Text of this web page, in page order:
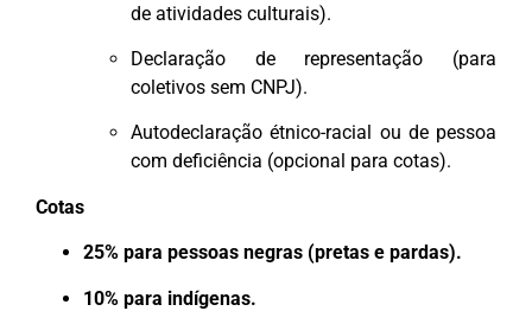
de atividades culturais).
Declaração de representação (para
coletivos sem CNPJ).
Autodeclaração étnico-racial ou de pessoa
com deficiência (opcional para cotas).
Cotas
25% para pessoas negras (pretas e pardas).
10% para indígenas.